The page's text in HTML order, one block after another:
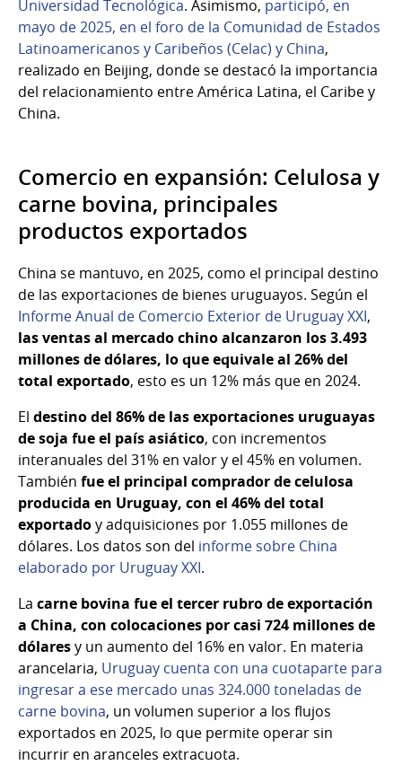
Universidad Tecnológica. Asimismo, participó, en
mayo de 2025, en el foro de la Comunidad de Estados
Latinoamericanos y Caribeños (Celac) y China,
realizado en Beijing, donde se destacó la importancia
del relacionamiento entre América Latina, el Caribe y
China.
Comercio en expansión: Celulosa y
carne bovina, principales
productos exportados
China se mantuvo, en 2025, como el principal destino
de las exportaciones de bienes uruguayos. Según el
Informe Anual de Comercio Exterior de Uruguay XXI,
las ventas al mercado chino alcanzaron los 3.493
millones de dólares, lo que equivale al 26% del
total exportado, esto es un 12% más que en 2024.
El destino del 86% de las exportaciones uruguayas
de soja fue el país asiático, con incrementos
interanuales del 31% en valor y el 45% en volumen.
También fue el principal comprador de celulosa
producida en Uruguay, con el 46% del total
exportadoy adquisiciones por 1.055 millones de
dólares. Los datos son del informe sobre China
elaborado por Uruguay XXI.
La carne bovina fue el tercer rubro de exportación
a China, con colocaciones por casi 724 millones de
dólaresy un aumento del 16% en valor. En materia
arancelaria, Uruguay cuenta con una cuotaparte para
ingresar a ese mercado unas 324.000 toneladas de
carne bovina, un volumen superior a los flujos
exportados en 2025, lo que permite operar sin
incurrir en aranceles extracuota.